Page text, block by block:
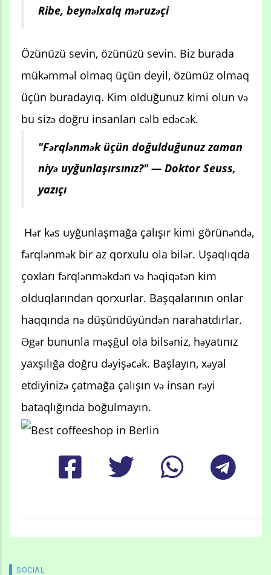
Ribe, beynəlxalq məruzəçi
Özünüzü sevin, özünüzü sevin. Biz burada
mükəmməl olmaq üçün deyil, özümüz olmaq
üçün buradayıq. Kim olduğunuz kimi olun və
bu sizə doğru insanları cəlb edəcək.
"Fərqlənmək üçün doğulduğunuz zaman
niyə uyğunlaşırsınız?" — Doktor Seuss,
yazıçı
Hər kəs uyğunlaşmağa çalışır kimi görünəndə,
fərqlənmək bir az qorxulu ola bilər. Uşaqlıqda
çoxları fərqlənməkdən və həqiqətən kim
olduqlarından qorxurlar. Başqalarının onlar
haqqında nə düşündüyündən narahatdırlar.
Əgər bununla məşğul ola bilsəniz, həyatınız
yaxşılığa doğru dəyişəcək. Başlayın, xəyal
etdiyinizə çatmağa çalışın və insan rəyi
bataqlığında boğulmayın.
SOCIAL